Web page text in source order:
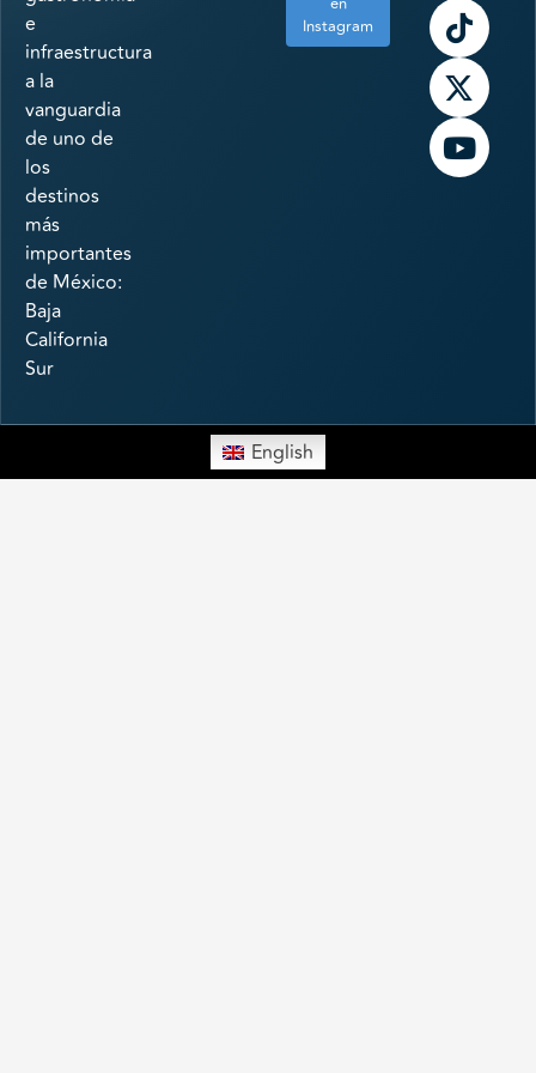
e
infraestructura
a la
vanguardia
de uno de
los
destinos
más
importantes
de México:
Baja
California
Sur
Instagram
English